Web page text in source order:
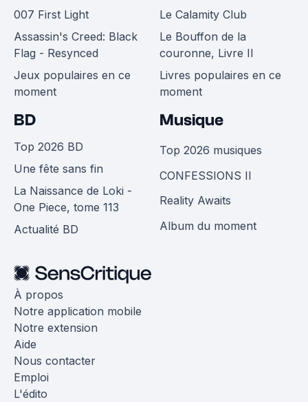
007 First Light
Assassin's Creed: Black
Flag - Resynced
Jeux populaires en ce
moment
Le Calamity Club
Le Bouffon de la
couronne, Livre II
Livres populaires en ce
moment
BD
Top 2026 BD
Une fête sans fin
La Naissance de Loki -
One Piece, tome 113
Actualité BD
Musique
Top 2026 musiques
CONFESSIONS II
Reality Awaits
Album du moment
À propos
Notre application mobile
Notre extension
Aide
Nous contacter
Emploi
L'édito